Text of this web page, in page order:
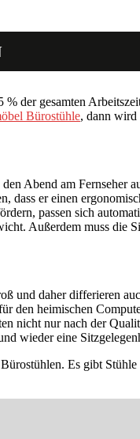
der gesamten
Bürostühle, dann wird
Abend am
dass er einen
passen sich
Außerdem muss die
und daher differieren
heimischen
nur nach der
wieder eine
Es gibt